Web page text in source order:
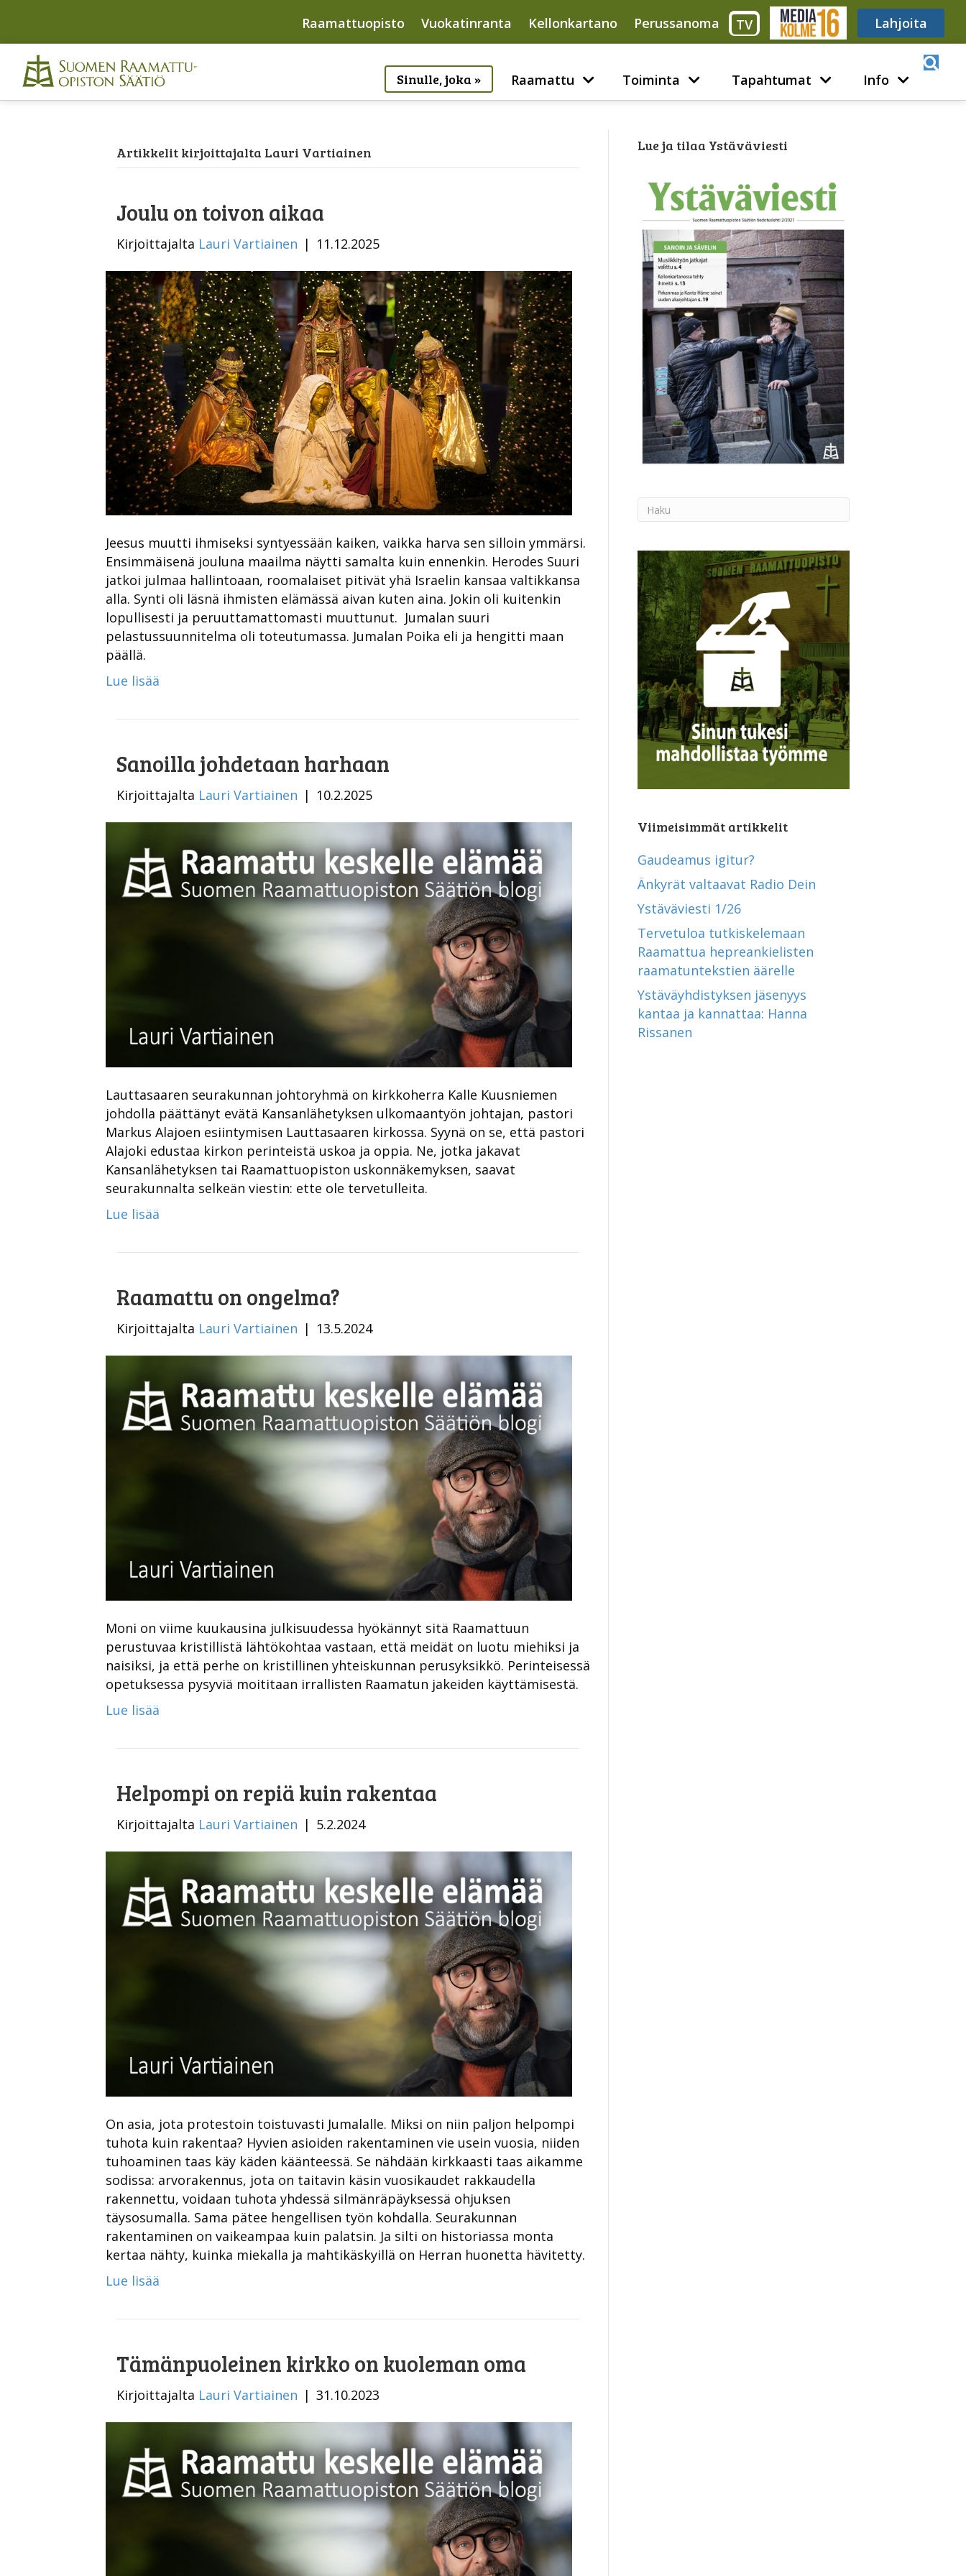
Raamattuopisto Vuokatinranta Kellonkartano Perussanoma TV Media316 Lahjoita
Sinulle, joka » Raamattu Toiminta Tapahtumat Info
Artikkelit kirjoittajalta Lauri Vartiainen
Joulu on toivon aikaa
Kirjoittajalta Lauri Vartiainen | 11.12.2025
Jeesus muutti ihmiseksi syntyessään kaiken, vaikka harva sen silloin ymmärsi.
Ensimmäisenä jouluna maailma näytti samalta kuin ennenkin. Herodes Suuri
jatkoi julmaa hallintoaan, roomalaiset pitivät yhä Israelin kansaa valtikkansa
alla. Synti oli läsnä ihmisten elämässä aivan kuten aina. Jokin oli kuitenkin
lopullisesti ja peruuttamattomasti muuttunut. Jumalan suuri
pelastussuunnitelma oli toteutumassa. Jumalan Poika eli ja hengitti maan
päällä.
Lue lisää
Sanoilla johdetaan harhaan
Kirjoittajalta Lauri Vartiainen | 10.2.2025
Lauttasaaren seurakunnan johtoryhmä on kirkkoherra Kalle Kuusniemen
johdolla päättänyt evätä Kansanlähetyksen ulkomaantyön johtajan, pastori
Markus Alajoen esiintymisen Lauttasaaren kirkossa. Syynä on se, että pastori
Alajoki edustaa kirkon perinteistä uskoa ja oppia. Ne, jotka jakavat
Kansanlähetyksen tai Raamattuopiston uskonnäkemyksen, saavat
seurakunnalta selkeän viestin: ette ole tervetulleita.
Lue lisää
Raamattu on ongelma?
Kirjoittajalta Lauri Vartiainen | 13.5.2024
Moni on viime kuukausina julkisuudessa hyökännyt sitä Raamattuun
perustuvaa kristillistä lähtökohtaa vastaan, että meidät on luotu miehiksi ja
naisiksi, ja että perhe on kristillinen yhteiskunnan perusyksikkö. Perinteisessä
opetuksessa pysyviä moititaan irrallisten Raamatun jakeiden käyttämisestä.
Lue lisää
Helpompi on repiä kuin rakentaa
Kirjoittajalta Lauri Vartiainen | 5.2.2024
On asia, jota protestoin toistuvasti Jumalalle. Miksi on niin paljon helpompi
tuhota kuin rakentaa? Hyvien asioiden rakentaminen vie usein vuosia, niiden
tuhoaminen taas käy käden käänteessä. Se nähdään kirkkaasti taas aikamme
sodissa: arvorakennus, jota on taitavin käsin vuosikaudet rakkaudella
rakennettu, voidaan tuhota yhdessä silmänräpäyksessä ohjuksen
täysosumalla. Sama pätee hengellisen työn kohdalla. Seurakunnan
rakentaminen on vaikeampaa kuin palatsin. Ja silti on historiassa monta
kertaa nähty, kuinka miekalla ja mahtikäskyillä on Herran huonetta hävitetty.
Lue lisää
Tämänpuoleinen kirkko on kuoleman oma
Kirjoittajalta Lauri Vartiainen | 31.10.2023
Lue ja tilaa Ystäväviesti
Viimeisimmät artikkelit
Gaudeamus igitur?
Änkyrät valtaavat Radio Dein
Ystäväviesti 1/26
Tervetuloa tutkiskelemaan
Raamattua hepreankielisten
raamatuntekstien äärelle
Ystäväyhdistyksen jäsenyys
kantaa ja kannattaa: Hanna
Rissanen